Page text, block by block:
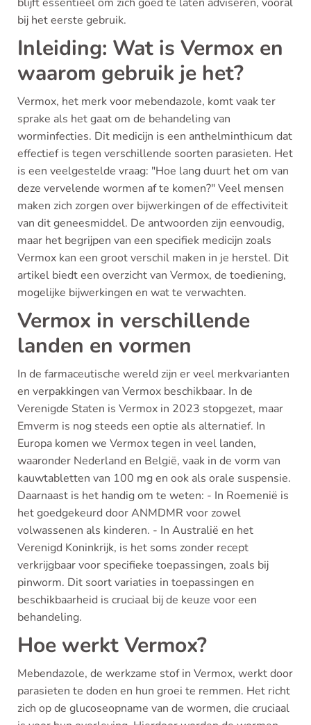
bij het eerste gebruik.
Inleiding: Wat is Vermox en
waarom gebruik je het?
Vermox, het merk voor mebendazole, komt vaak ter
sprake als het gaat om de behandeling van
worminfecties. Dit medicijn is een anthelminthicum dat
effectief is tegen verschillende soorten parasieten. Het
is een veelgestelde vraag: "Hoe lang duurt het om van
deze vervelende wormen af te komen?" Veel mensen
maken zich zorgen over bijwerkingen of de effectiviteit
van dit geneesmiddel. De antwoorden zijn eenvoudig,
maar het begrijpen van een specifiek medicijn zoals
Vermox kan een groot verschil maken in je herstel. Dit
artikel biedt een overzicht van Vermox, de toediening,
mogelijke bijwerkingen en wat te verwachten.
Vermox in verschillende
landen en vormen
In de farmaceutische wereld zijn er veel merkvarianten
en verpakkingen van Vermox beschikbaar. In de
Verenigde Staten is Vermox in 2023 stopgezet, maar
Emverm is nog steeds een optie als alternatief. In
Europa komen we Vermox tegen in veel landen,
waaronder Nederland en België, vaak in de vorm van
kauwtabletten van 100 mg en ook als orale suspensie.
Daarnaast is het handig om te weten: - In Roemenië is
het goedgekeurd door ANMDMR voor zowel
volwassenen als kinderen. - In Australië en het
Verenigd Koninkrijk, is het soms zonder recept
verkrijgbaar voor specifieke toepassingen, zoals bij
pinworm. Dit soort variaties in toepassingen en
beschikbaarheid is cruciaal bij de keuze voor een
behandeling.
Hoe werkt Vermox?
Mebendazole, de werkzame stof in Vermox, werkt door
parasieten te doden en hun groei te remmen. Het richt
zich op de glucoseopname van de wormen, die cruciaal